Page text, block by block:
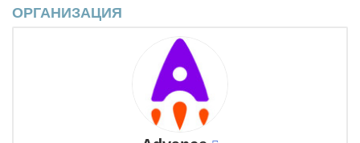
ОРГАНИЗАЦИЯ